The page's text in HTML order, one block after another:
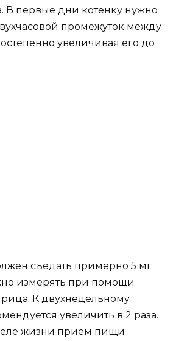
В первые дни котенку нужно
промежуток между
увеличивая его до
съедать примерно 5 мг
измерять при помощи
К двухнедельному
увеличить в 2 раза.
жизни прием пищи